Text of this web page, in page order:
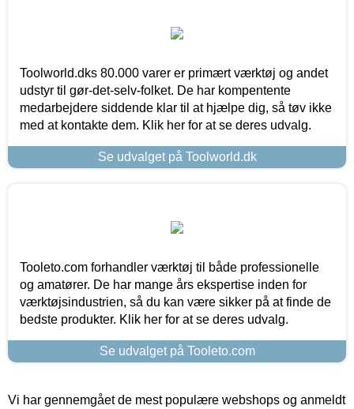
Toolworld.dks 80.000 varer er primært værktøj og andet
udstyr til gør-det-selv-folket. De har kompentente
medarbejdere siddende klar til at hjælpe dig, så tøv ikke
med at kontakte dem. Klik her for at se deres udvalg.
Se udvalget på Toolworld.dk
Tooleto.com forhandler værktøj til både professionelle
og amatører. De har mange års ekspertise inden for
værktøjsindustrien, så du kan være sikker på at finde de
bedste produkter. Klik her for at se deres udvalg.
Se udvalget på Tooleto.com
Vi har gennemgået de mest populære webshops og anmeldt